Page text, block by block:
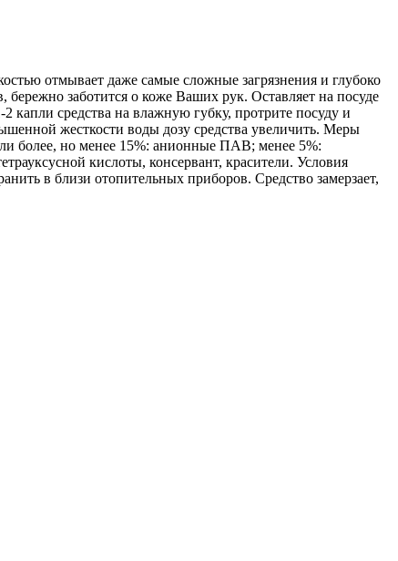
отмывает даже самые сложные загрязнения и глубоко
заботится о коже Ваших рук. Оставляет на посуде
капли средства на влажную губку, протрите посуду и
жесткости воды дозу средства увеличить. Меры
более, но менее 15%: анионные ПАВ; менее 5%:
кислоты, консервант, красители. Условия
в близи отопительных приборов. Средство замерзает,